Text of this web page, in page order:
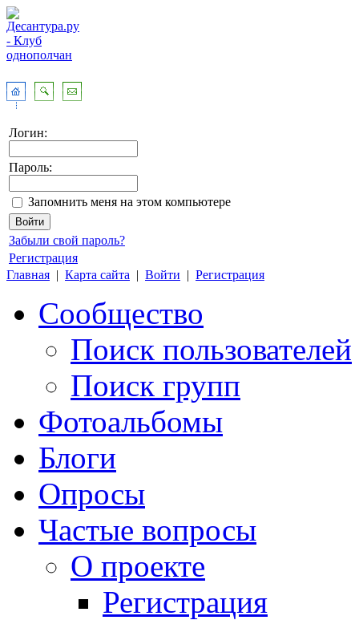
Логин:
Пароль:
Запомнить меня на этом компьютере
Забыли свой пароль?
Регистрация
Главная | Карта сайта | Войти | Регистрация
Сообщество
Поиск пользователей
Поиск групп
Фотоальбомы
Блоги
Опросы
Частые вопросы
О проекте
Регистрация